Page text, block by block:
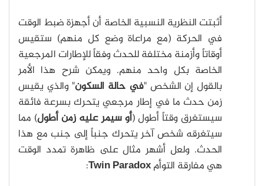
أثبتت النظرية النسبية الخاصة أن أجهزة ضبط الوقت
في الحركة (مع مراعاة وضع كل منهم) ستقيس
أوقاتاً وأزمنة مختلفة للحدث وفقاً للإطارات المرجعية
الخاصة بكل واحد منهم. ويمكن شرح هذا الأمر
بالقول إن الشخص "في حالة السكون" والذي يقيس
زمن حدث ما في إطار مرجعي يتحرك بسرعة فائقة
سيستغرق وقتاً أطول (أو سيمر عليه زمن أطول) مما
سيتغرقه شخص آخر يتحرك جنباً إلى جنب مع هذا
الحدث. ولعل أشهر مثال على ظاهرة تمدد الوقت
هي مفارقة التوأمTwin Paradox
: